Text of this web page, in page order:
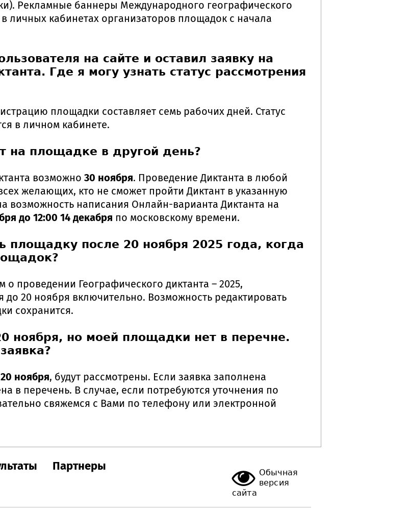
Рекламные баннеры Международного географического
личных кабинетах организаторов площадок с начала
на сайте и оставил заявку на
Где я могу узнать статус рассмотрения
площадки составляет семь рабочих дней. Статус
в личном кабинете.
на площадке в другой день?
возможно 30 ноября. Проведение Диктанта в любой
желающих, кто не сможет пройти Диктант в указанную
возможность написания Онлайн-варианта Диктанта на
до 12:00 14 декабря по московскому времени.
площадку после 20 ноября 2025 года, когда
о проведении Географического диктанта – 2025,
до 20 ноября включительно. Возможность редактировать
сохранится.
ноября, но моей площадки нет в перечне.
ноября, будут рассмотрены. Если заявка заполнена
в перечень. В случае, если потребуются уточнения по
свяжемся с Вами по телефону или электронной
Обычная
версия
сайта
Партнеры